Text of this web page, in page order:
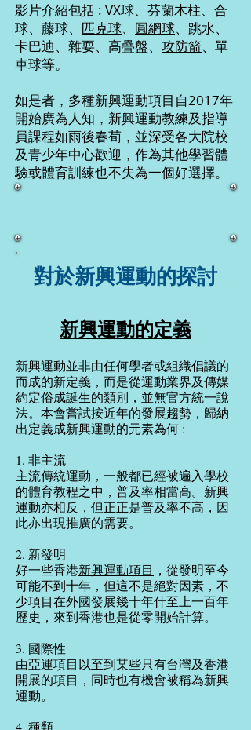
影片介紹包括 : VX球、 芬蘭木柱、合
球、藤球、 匹克球、 圓網球、跳水、
卡巴迪、雜耍、高疊盤、 攻防箭、單
車球等。
如是者，多種新興運動項目自2017年
開始廣為人知，新興運動教練及指導
員課程如雨後春荀，並深受各大院校
及青少年中心歡迎，作為其他學習體
驗或體育訓練也不失為一個好選擇。
對於新興運動的探討
新興運動的定義
新興運動並非由任何學者或組織倡議的
而成的新定義，而是從運動業界及傳媒
約定俗成誕生的類別，並無官方統一說
法。本會嘗試按近年的發展趨勢，歸納
出定義成新興運動的元素為何 :
1. 非主流
主流傳統運動，一般都已經被遍入學校
的體育教程之中，普及率相當高。新興
運動亦相反，但正正是普及率不高，因
此亦出現推廣的需要。
2. 新發明
好一些香港新興運動項目 ，從發明至今
可能不到十年，但這不是絕對因素，不
少項目在外國發展幾十年什至上一百年
歷史，​來到香港也是從零開始計算。
3. 國際性
由亞運項目以至到某些只有台灣及香港
開展的項目，同時也有機會被稱為新興
運動。
4. 種類